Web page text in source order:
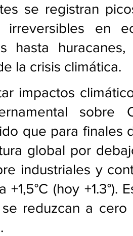
se registran
irreversibles en
hasta
la crisis climática.
impactos
sobre
que para finales
global por
industriales y
+1,5°C (hoy
reduzcan a